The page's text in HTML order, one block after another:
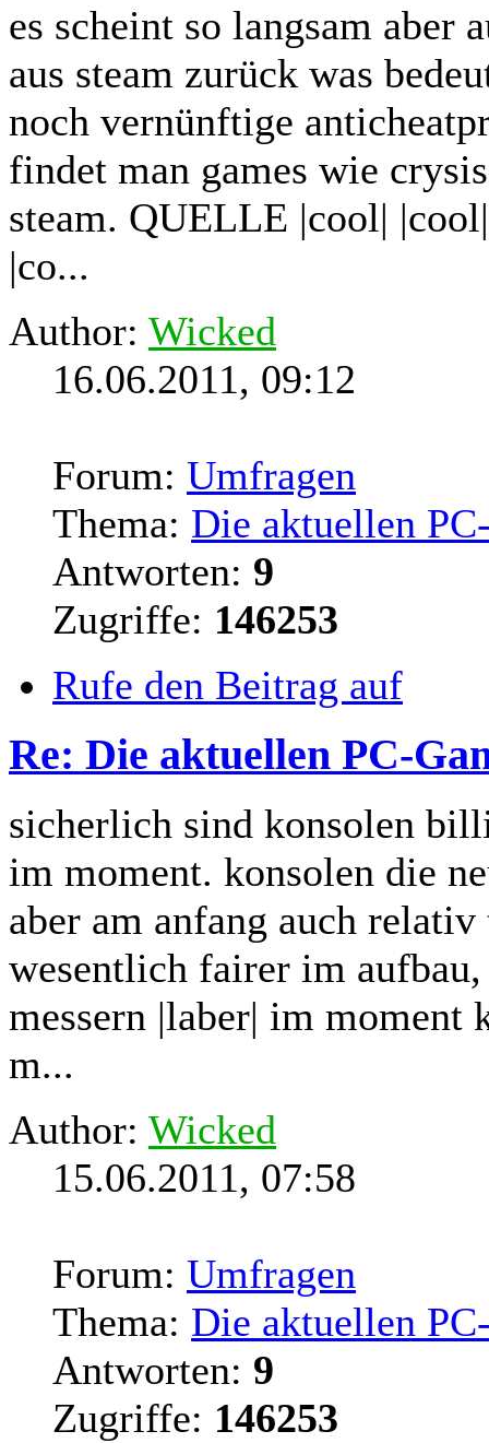
es scheint so langsam aber
aus steam zurück was
noch vernünftige
findet man games wie
steam. QUELLE |cool|
|co...
Author: Wicked
16.06.2011, 09:12
Forum: Umfragen
Thema: Die aktuellen
Antworten: 9
Zugriffe: 146253
Rufe den Beitrag auf
Re: Die aktuellen PC-
sicherlich sind konsolen
im moment. konsolen die
aber am anfang auch
wesentlich fairer im
messern |laber| im moment
m...
Author: Wicked
15.06.2011, 07:58
Forum: Umfragen
Thema: Die aktuellen
Antworten: 9
Zugriffe: 146253